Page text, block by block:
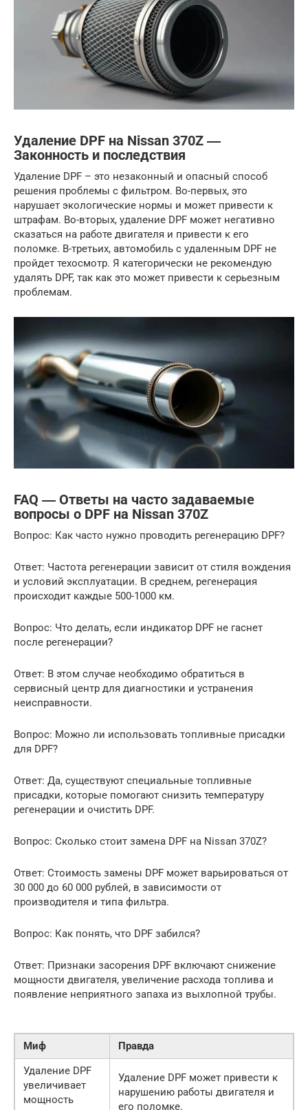
Удаление DPF на Nissan 370Z ―
Законность и последствия
Удаление DPF – это незаконный и опасный способ
решения проблемы с фильтром. Во-первых, это
нарушает экологические нормы и может привести к
штрафам. Во-вторых, удаление DPF может негативно
сказаться на работе двигателя и привести к его
поломке. В-третьих, автомобиль с удаленным DPF не
пройдет техосмотр. Я категорически не рекомендую
удалять DPF, так как это может привести к серьезным
проблемам.
FAQ ― Ответы на часто задаваемые
вопросы о DPF на Nissan 370Z
Вопрос: Как часто нужно проводить регенерацию DPF?
Ответ: Частота регенерации зависит от стиля вождения
и условий эксплуатации. В среднем, регенерация
происходит каждые 500-1000 км.
Вопрос: Что делать, если индикатор DPF не гаснет
после регенерации?
Ответ: В этом случае необходимо обратиться в
сервисный центр для диагностики и устранения
неисправности.
Вопрос: Можно ли использовать топливные присадки
для DPF?
Ответ: Да, существуют специальные топливные
присадки, которые помогают снизить температуру
регенерации и очистить DPF.
Вопрос: Сколько стоит замена DPF на Nissan 370Z?
Ответ: Стоимость замены DPF может варьироваться от
30 000 до 60 000 рублей, в зависимости от
производителя и типа фильтра.
Вопрос: Как понять, что DPF забился?
Ответ: Признаки засорения DPF включают снижение
мощности двигателя, увеличение расхода топлива и
появление неприятного запаха из выхлопной трубы.
Миф
Правда
Удаление DPF
увеличивает
мощность
Удаление DPF может привести к
нарушению работы двигателя и
его поломке.